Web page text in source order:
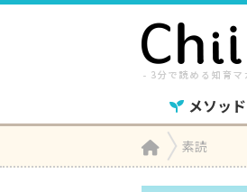
メソッド
Home素読